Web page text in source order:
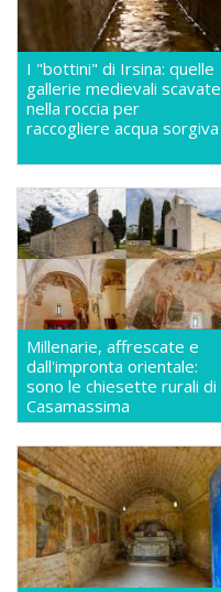
I "bottini" di Irsina: quelle
gallerie medievali scavate
nella roccia per
raccogliere acqua sorgiva
Millenarie, affrescate e
dall'impronta orientale:
sono le chiesette rurali di
Casamassima